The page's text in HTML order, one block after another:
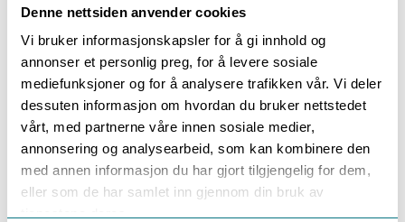
Denne nettsiden anvender cookies
Vi bruker informasjonskapsler for å gi innhold og
annonser et personlig preg, for å levere sosiale
mediefunksjoner og for å analysere trafikken vår. Vi deler
dessuten informasjon om hvordan du bruker nettstedet
vårt, med partnerne våre innen sosiale medier,
annonsering og analysearbeid, som kan kombinere den
med annen informasjon du har gjort tilgjengelig for dem,
eller som de har samlet inn gjennom din bruk av
Beskrivelse
PH KOMBINASJONSELEKTRODE
Denne pH-elektroden er velkjent og svært godt
utprøvd innen kommunal vann- og avløp.
Elektroden leveres med 3 meter kabel og BNC-
kobling, og kan benyttes på alle pH-målere med